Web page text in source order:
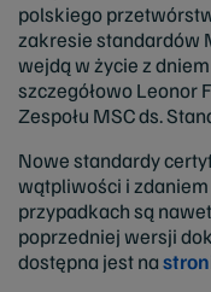
polskiego
zakresie standardów
wejdą w życie z
szczegółowo Leonor
Zespołu MSC ds.
Nowe standardy
wątpliwości i
przypadkach są
poprzedniej wersji
dostępna jest na